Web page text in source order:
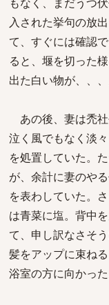
入された挙句の放
て、すぐには確認
ると、堰を切った
出た白い物が、、、
あの後、妻は禿
泣く風でもなく淡
を処置していた。
が、余計に妻のや
を表わしていた。
は青菜に塩。背中
て、申し訳なさそ
髪をアップに束ねる
浴室の方に向かった